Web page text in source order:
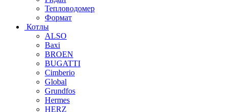
Тепловодомер
Формат
Котлы
ALSO
Baxi
BROEN
BUGATTI
Cimberio
Global
Grundfos
Hermes
HERZ